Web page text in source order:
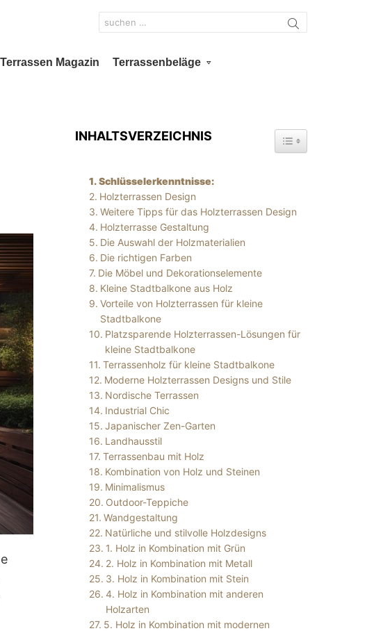
Search
for:
Terrassen Magazin Terrassenbeläge
INHALTSVERZEICHNIS TOGGLE TABLE OF
Schlüsselerkenntnisse:
Holzterrassen Design
Weitere Tipps für das Holzterrassen Design
Holzterrasse Gestaltung
Die Auswahl der Holzmaterialien
Die richtigen Farben
Die Möbel und Dekorationselemente
Kleine Stadtbalkone aus Holz
Vorteile von Holzterrassen für kleine
Stadtbalkone
Platzsparende Holzterrassen-Lösungen für
kleine Stadtbalkone
Terrassenholz für kleine Stadtbalkone
Moderne Holzterrassen Designs und Stile
Nordische Terrassen
Industrial Chic
Japanischer Zen-Garten
Landhausstil
Terrassenbau mit Holz
Kombination von Holz und Steinen
Minimalismus
Outdoor-Teppiche
Wandgestaltung
Natürliche und stilvolle Holzdesigns
1. Holz in Kombination mit Grün
2. Holz in Kombination mit Metall
3. Holz in Kombination mit Stein
4. Holz in Kombination mit anderen
Holzarten
5. Holz in Kombination mit modernen